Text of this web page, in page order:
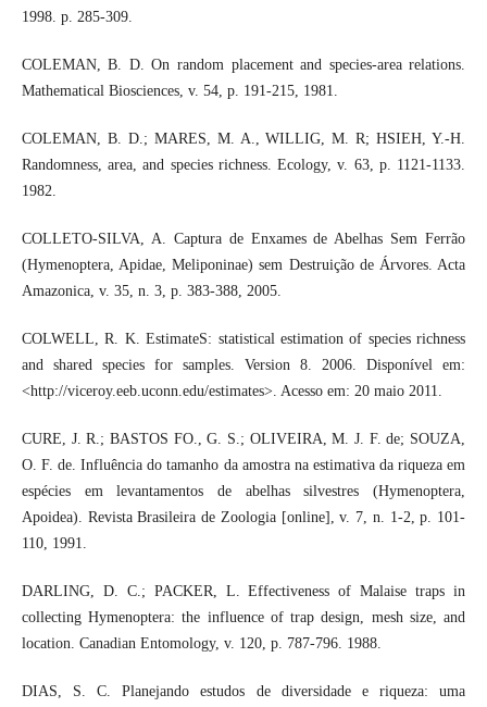
1998. p. 285-309.
COLEMAN, B. D. On random placement and species-area relations.
Mathematical Biosciences, v. 54, p. 191-215, 1981.
COLEMAN, B. D.; MARES, M. A., WILLIG, M. R; HSIEH, Y.-H.
Randomness, area, and species richness. Ecology, v. 63, p. 1121-1133.
1982.
COLLETO-SILVA, A. Captura de Enxames de Abelhas Sem Ferrão
(Hymenoptera, Apidae, Meliponinae) sem Destruição de Árvores. Acta
Amazonica, v. 35, n. 3, p. 383-388, 2005.
COLWELL, R. K. EstimateS: statistical estimation of species richness
and shared species for samples. Version 8. 2006. Disponível em:
<http://viceroy.eeb.uconn.edu/estimates>. Acesso em: 20 maio 2011.
CURE, J. R.; BASTOS FO., G. S.; OLIVEIRA, M. J. F. de; SOUZA,
O. F. de. Influência do tamanho da amostra na estimativa da riqueza em
espécies em levantamentos de abelhas silvestres (Hymenoptera,
Apoidea). Revista Brasileira de Zoologia [online], v. 7, n. 1-2, p. 101-
110, 1991.
DARLING, D. C.; PACKER, L. Effectiveness of Malaise traps in
collecting Hymenoptera: the influence of trap design, mesh size, and
location. Canadian Entomology, v. 120, p. 787-796. 1988.
DIAS, S. C. Planejando estudos de diversidade e riqueza: uma